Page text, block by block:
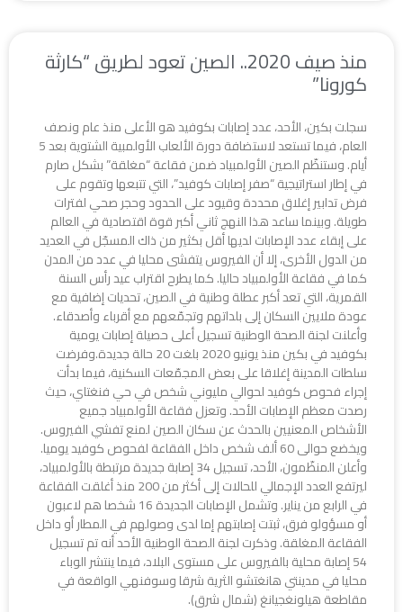
منذ صيف 2020.. الصين تعود لطريق “كارثة
كورونا”
سجلت بكين، الأحد، عدد إصابات بكوفيد هو الأعلى منذ عام ونصف
العام، فيما تستعد لاستضافة دورة الألعاب الأولمبية الشتوية بعد 5
أيام. وستنظّم الصين الأولمبياد ضمن فقاعة “مغلقة” بشكل صارم
في إطار استراتيجية “صفر إصابات كوفيد”، التي تتبعها وتقوم على
فرض تدابير إغلاق محددة وقيود على الحدود وحجر صحي لفترات
طويلة. وبينما ساعد هذا النهج ثاني أكبر قوة اقتصادية في العالم
على إبقاء عدد الإصابات لديها أقل بكثير من ذاك المسجّل في العديد
من الدول الأخرى، إلا أن الفيروس يتفشى محليا في عدد من المدن
كما في فقاعة الأولمبياد حاليا. كما يطرح اقتراب عيد رأس السنة
القمرية، التي تعد أكبر عطلة وطنية في الصين، تحديات إضافية مع
عودة ملايين السكان إلى بلداتهم وتجمّعهم مع أقرباء وأصدقاء.
وأعلنت لجنة الصحة الوطنية تسجيل أعلى حصيلة إصابات يومية
بكوفيد في بكين منذ يونيو 2020 بلغت 20 حالة جديدة.وفرضت
سلطات المدينة إغلاقا على بعض المجمّعات السكنية، فيما بدأت
إجراء فحوص كوفيد لحوالي مليوني شخص في حي فنغتاي، حيث
رصدت معظم الإصابات الأحد. وتعزل فقاعة الأولمبياد جميع
الأشخاص المعنيين بالحدث عن سكان الصين لمنع تفشي الفيروس.
ويخضع حوالى 60 ألف شخص داخل الفقاعة لفحوص كوفيد يوميا.
وأعلن المنظّمون، الأحد، تسجيل 34 إصابة جديدة مرتبطة بالأولمبياد،
ليرتفع العدد الإجمالي للحالات إلى أكثر من 200 منذ أغلقت الفقاعة
في الرابع من يناير. وتشمل الإصابات الجديدة 16 شخصا هم لاعبون
أو مسؤولو فرق، ثبتت إصابتهم إما لدى وصولهم في المطار أو داخل
الفقاعة المغلقة. وذكرت لجنة الصحة الوطنية الأحد أنه تم تسجيل
54 إصابة محلية بالفيروس على مستوى البلاد، فيما ينتشر الوباء
محليا في مدينتي هانغتشو الثرية شرقا وسوفنهي الواقعة في
مقاطعة هيلونغجيانغ (شمال شرق).